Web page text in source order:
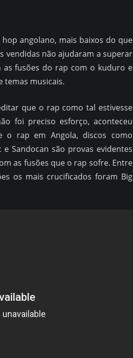
angolano, mais baixos do que
vendidas não ajudaram a superar
fusões do rap com o kuduro e
temas musicais.
que o rap como tal estivesse
foi preciso esforço, aconteceu
o rap em Angola, discos como
Sandocan são provas evidentes
as fusões que o rap sofre. Entre
os mais crucificados foram Big